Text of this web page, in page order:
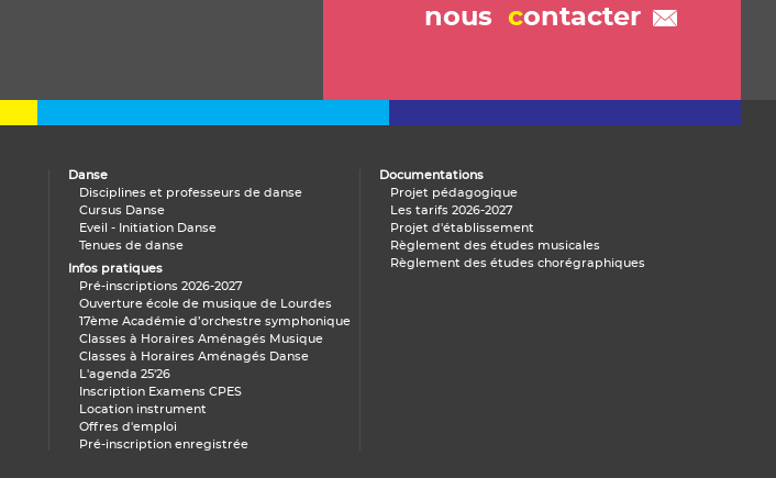
nous contacter
Danse
Disciplines et professeurs de danse
Cursus Danse
Eveil - Initiation Danse
Tenues de danse
Infos pratiques
Pré-inscriptions 2026-2027
Ouverture école de musique de Lourdes
17ème Académie d’orchestre symphonique
Classes à Horaires Aménagés Musique
Classes à Horaires Aménagés Danse
L'agenda 25'26
Inscription Examens CPES
Location instrument
Offres d'emploi
Pré-inscription enregistrée
Documentations
Projet pédagogique
Les tarifs 2026-2027
Projet d'établissement
Règlement des études musicales
Règlement des études chorégraphiques